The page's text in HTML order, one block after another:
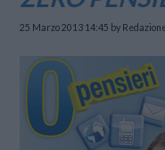
25 Marzo 2013 14:45 by